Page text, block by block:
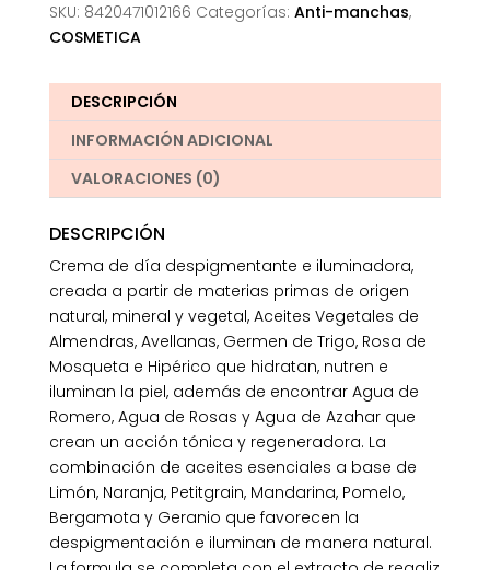
SKU: 8420471012166 Categorías: Anti-manchas,
COSMETICA
DESCRIPCIÓN
INFORMACIÓN ADICIONAL
VALORACIONES (0)
DESCRIPCIÓN
Crema de día despigmentante e iluminadora,
creada a partir de materias primas de origen
natural, mineral y vegetal, Aceites Vegetales de
Almendras, Avellanas, Germen de Trigo, Rosa de
Mosqueta e Hipérico que hidratan, nutren e
iluminan la piel, además de encontrar Agua de
Romero, Agua de Rosas y Agua de Azahar que
crean un acción tónica y regeneradora. La
combinación de aceites esenciales a base de
Limón, Naranja, Petitgrain, Mandarina, Pomelo,
Bergamota y Geranio que favorecen la
despigmentación e iluminan de manera natural.